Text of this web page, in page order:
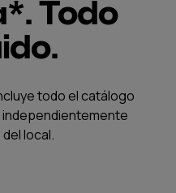
Todo
todo el catálogo
local.